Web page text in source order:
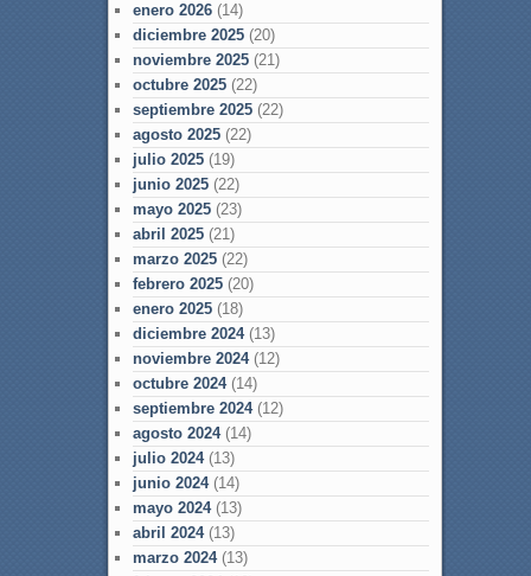
enero 2026(14)
diciembre 2025(20)
noviembre 2025(21)
octubre 2025(22)
septiembre 2025(22)
agosto 2025(22)
julio 2025(19)
junio 2025(22)
mayo 2025(23)
abril 2025(21)
marzo 2025(22)
febrero 2025(20)
enero 2025(18)
diciembre 2024(13)
noviembre 2024(12)
octubre 2024(14)
septiembre 2024(12)
agosto 2024(14)
julio 2024(13)
junio 2024(14)
mayo 2024(13)
abril 2024(13)
marzo 2024(13)